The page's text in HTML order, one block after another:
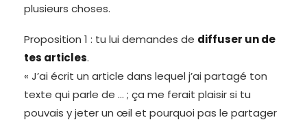
plusieurs choses.
Proposition 1 : tu lui demandes de diffuser un de
tes articles.
« J’ai écrit un article dans lequel j’ai partagé ton
texte qui parle de … ; ça me ferait plaisir si tu
pouvais y jeter un œil et pourquoi pas le partager